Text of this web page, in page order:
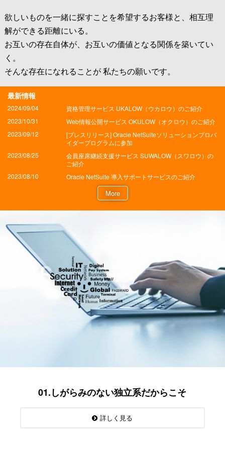
欲しいものを一緒に探すことを希望するお客様と、相互理
解ができる距離にいる。
お互いの存在自体が、お互いの価値となる関係を築いてい
く。
そんな存在になれることが 私たちの願いです。
最新情報
2024/09/04
資格管理サービス UKALOW（ウカロウ）のご紹介
2023/10/31
Web情報公開サービス OKULOW（オクロウ）のご紹介
2023/09/12
[プレスリリース] Oracle NetSuiteソリューションプロバ
イダープログラムに参加
2023/08/25
会員座席継続支援サービス SUWALOW（スワロウ）の
ご紹介
2023/08/10
Oracle NetSuite 導入サポートサービスのご紹介
More
01.しがらみのない独立系だからこそ
詳しく見る